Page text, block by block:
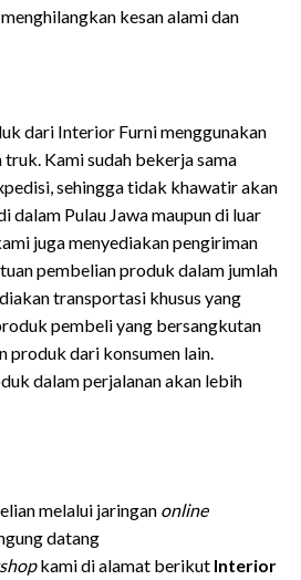
kesan alami dan
dari Interior Furni menggunakan
Kami sudah bekerja sama
sehingga tidak khawatir akan
dalam Pulau Jawa maupun di luar
juga menyediakan pengiriman
pembelian produk dalam jumlah
transportasi khusus yang
pembeli yang bersangkutan
produk dari konsumen lain.
dalam perjalanan akan lebih
melalui jaringan online
datang
kami di alamat berikut Interior